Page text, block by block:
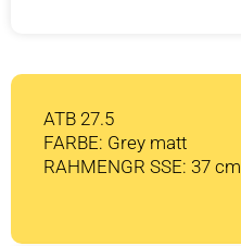
ATB 27.5
FARBE: Grey matt
RAHMENGR SSE: 37 cm